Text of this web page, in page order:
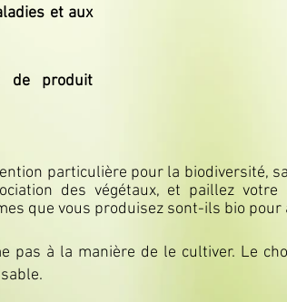
et aux
de produit
particulière pour la biodiversité,
des végétaux, et paillez
que vous produisez sont-ils bio pour
pas à la manière de le cultiver. Le